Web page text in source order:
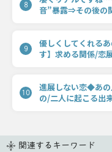
8
音”暴露⇒その後の
9
優しくしてくれる
す】求める関係/恋
10
進展しない恋◆あ
の/二人に起こる出
関連するキーワード